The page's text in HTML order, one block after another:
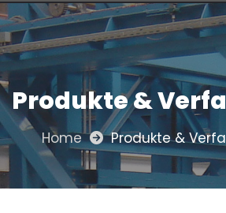
Produkte &
Home  Produkte &